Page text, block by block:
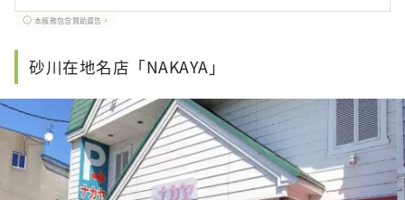
想來北海道找我玩＆任何問題請聯絡
本服務包含贊助廣告。
砂川在地名店「NAKAYA」